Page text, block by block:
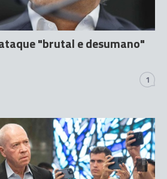
"brutal e desumano"
1